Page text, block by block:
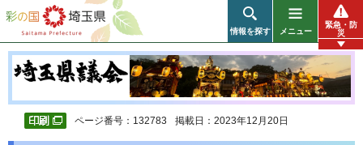
彩の国 埼玉県
情報を探す メニュー
緊急・防
災
ページ番号：132783 掲載日：2023年12月20日